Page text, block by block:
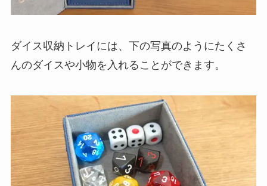
ダイス収納トレイには、下の写真のようにたくさ
んのダイスや小物を入れることができます。